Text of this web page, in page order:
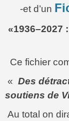
-et d’un
«1936–2027
Ce fichier
« Des
soutiens de
Au total on